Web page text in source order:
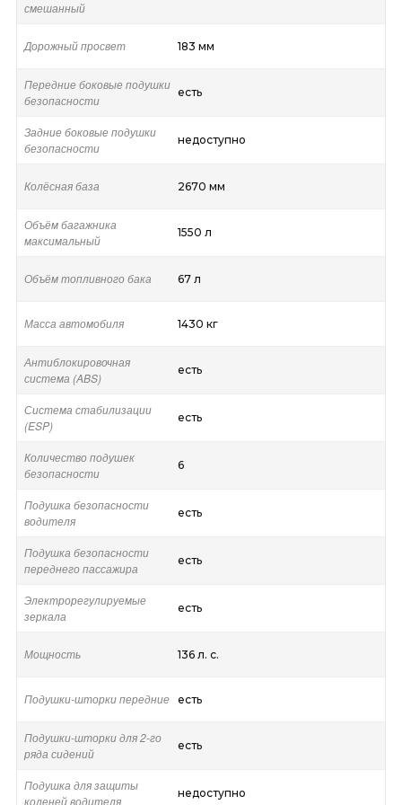
смешанный
Дорожный просвет 183 мм
Передние боковые подушки
безопасности
есть
Задние боковые подушки
безопасности
недоступно
Колёсная база 2670 мм
Объём багажника
максимальный
1550 л
Объём топливного бака 67 л
Масса автомобиля 1430 кг
Антиблокировочная
система (ABS)
есть
Система стабилизации
(ESP)
есть
Количество подушек
безопасности
6
Подушка безопасности
водителя
есть
Подушка безопасности
переднего пассажира
есть
Электрорегулируемые
зеркала
есть
Мощность 136 л. с.
Подушки-шторки передние есть
Подушки-шторки для 2-го
ряда сидений
есть
Подушка для защиты
коленей водителя
недоступно